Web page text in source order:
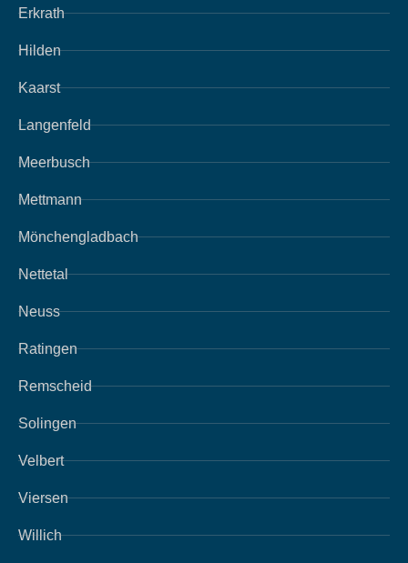
Erkrath
Hilden
Kaarst
Langenfeld
Meerbusch
Mettmann
Mönchengladbach
Nettetal
Neuss
Ratingen
Remscheid
Solingen
Velbert
Viersen
Willich